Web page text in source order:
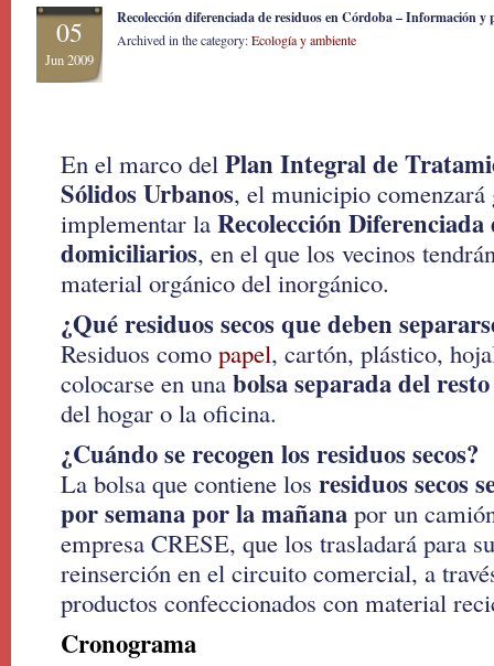
05
Jun 2009
Recolección diferenciada de residuos en Córdoba – Información y
Archived in the category:Ecología y ambiente
En el marco del Plan Integral de
Sólidos Urbanos, el municipio comenzará
implementar la Recolección Diferenciada
domiciliarios, en el que los vecinos
material orgánico del inorgánico.
¿Qué residuos secos que deben
Residuos como papel, cartón, plástico,
colocarse en una bolsa separada del
del hogar o la oficina.
¿Cuándo se recogen los residuos secos?
La bolsa que contiene los residuos secos
por semana por la mañana por un
empresa CRESE, que los trasladará para
reinserción en el circuito comercial, a
productos confeccionados con material
Cronograma